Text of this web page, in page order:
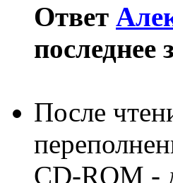
Ответ
последнее
После
CD-ROM -